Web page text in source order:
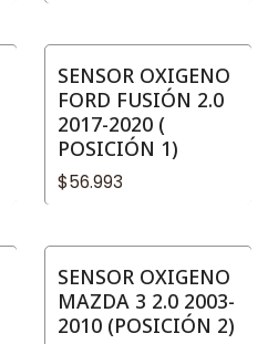
SENSOR OXIGENO
FORD FUSIÓN 2.0
2017-2020 (
POSICIÓN 1)
$56.993
SENSOR OXIGENO
MAZDA 3 2.0 2003-
2010 (POSICIÓN 2)